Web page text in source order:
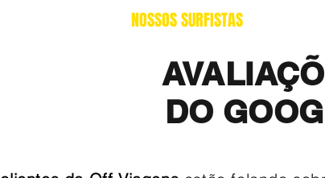
NOSSOS SURFISTAS
DO